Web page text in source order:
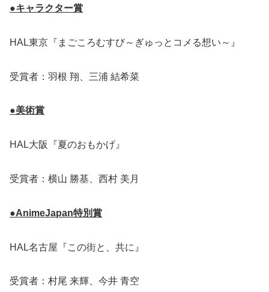
●キャラクター賞
HAL東京『まごころむすび～ぎゅっとコメる想い～』
受賞者：羽根 翔、三浦 結希菜
●美術賞
HAL大阪『夏のおもかげ』
受賞者：横山 勝基、西村 美月
●AnimeJapan特別賞
HAL名古屋『この街と、共に』
受賞者：村尾 来輝、今井 青空